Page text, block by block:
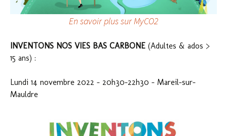
En savoir plus sur MyCO2
INVENTONS NOS VIES BAS CARBONE (Adultes & ados >
15 ans) :
Lundi 14 novembre 2022 – 20h30-22h30 – Mareil-sur-
Mauldre